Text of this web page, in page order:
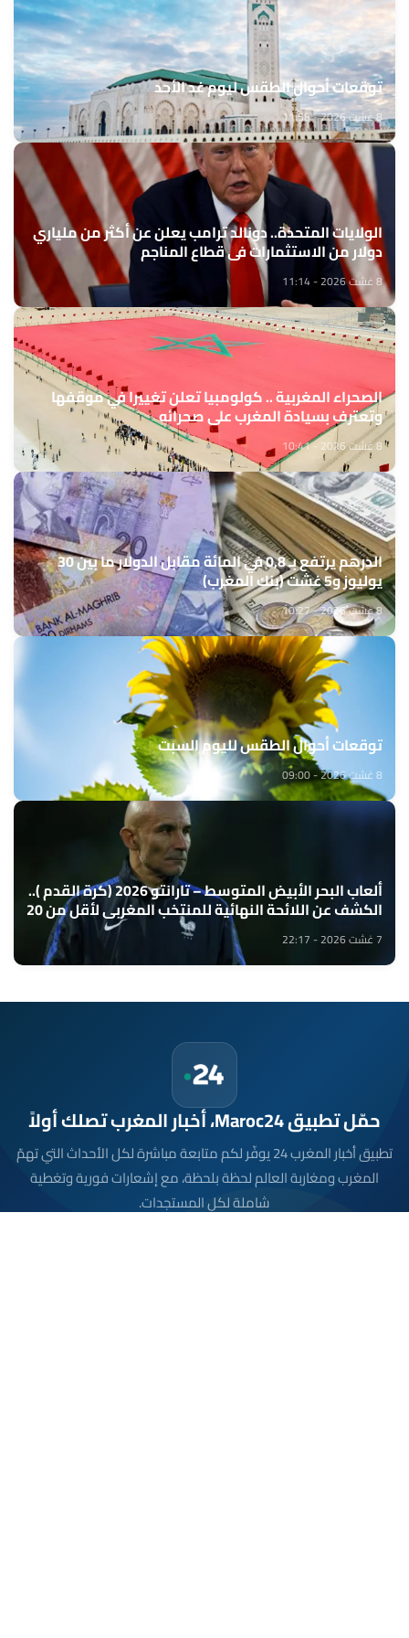
توقعات أحوال الطقس ليوم غد الأحد
8 غشت 2026 - 11:58
الولايات المتحدة.. دونالد ترامب يعلن عن أكثر من ملياري
دولار من الاستثمارات في قطاع المناجم
8 غشت 2026 - 11:14
الصحراء المغربية .. كولومبيا تعلن تغييرا في موقفها
وتعترف بسيادة المغرب على صحرائه
8 غشت 2026 - 10:41
الدرهم يرتفع بـ 0,8 في المائة مقابل الدولار ما بين 30
يوليوز و5 غشت (بنك المغرب)
8 غشت 2026 - 10:27
توقعات أحوال الطقس لليوم السبت
8 غشت 2026 - 09:00
ألعاب البحر الأبيض المتوسط – تارانتو 2026 (كرة القدم )..
الكشف عن اللائحة النهائية للمنتخب المغربي لأقل من 20
سنة
7 غشت 2026 - 22:17
حمّل تطبيق Maroc24، أخبار المغرب تصلك أولاً
تطبيق أخبار المغرب 24 يوفّر لكم متابعة مباشرة لكل الأحداث التي تهمّ
المغرب ومغاربة العالم لحظة بلحظة، مع إشعارات فورية وتغطية
شاملة لكل المستجدات.